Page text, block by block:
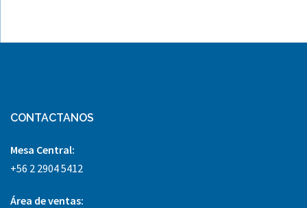
CONTACTANOS
Mesa Central:
+56 2 2904 5412
Área de ventas: